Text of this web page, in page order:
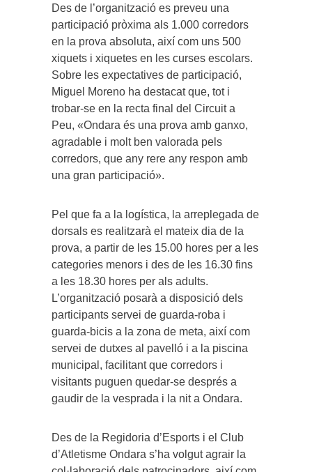
Des de l’organització es preveu una
participació pròxima als 1.000 corredors
en la prova absoluta, així com uns 500
xiquets i xiquetes en les curses escolars.
Sobre les expectatives de participació,
Miguel Moreno ha destacat que, tot i
trobar-se en la recta final del Circuit a
Peu, «Ondara és una prova amb ganxo,
agradable i molt ben valorada pels
corredors, que any rere any respon amb
una gran participació».
Pel que fa a la logística, la arreplegada de
dorsals es realitzarà el mateix dia de la
prova, a partir de les 15.00 hores per a les
categories menors i des de les 16.30 fins
a les 18.30 hores per als adults.
L’organització posarà a disposició dels
participants servei de guarda-roba i
guarda-bicis a la zona de meta, així com
servei de dutxes al pavelló i a la piscina
municipal, facilitant que corredors i
visitants puguen quedar-se després a
gaudir de la vesprada i la nit a Ondara.
Des de la Regidoria d’Esports i el Club
d’Atletisme Ondara s’ha volgut agrair la